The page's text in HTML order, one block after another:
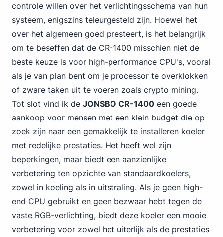
controle willen over het verlichtingsschema van hun
systeem, enigszins teleurgesteld zijn. Hoewel het
over het algemeen goed presteert, is het belangrijk
om te beseffen dat de CR-1400 misschien niet de
beste keuze is voor high-performance CPU's, vooral
als je van plan bent om je processor te overklokken
of zware taken uit te voeren zoals crypto mining.
Tot slot vind ik de JONSBO CR-1400 een goede
aankoop voor mensen met een klein budget die op
zoek zijn naar een gemakkelijk te installeren koeler
met redelijke prestaties. Het heeft wel zijn
beperkingen, maar biedt een aanzienlijke
verbetering ten opzichte van standaardkoelers,
zowel in koeling als in uitstraling. Als je geen high-
end CPU gebruikt en geen bezwaar hebt tegen de
vaste RGB-verlichting, biedt deze koeler een mooie
verbetering voor zowel het uiterlijk als de prestaties